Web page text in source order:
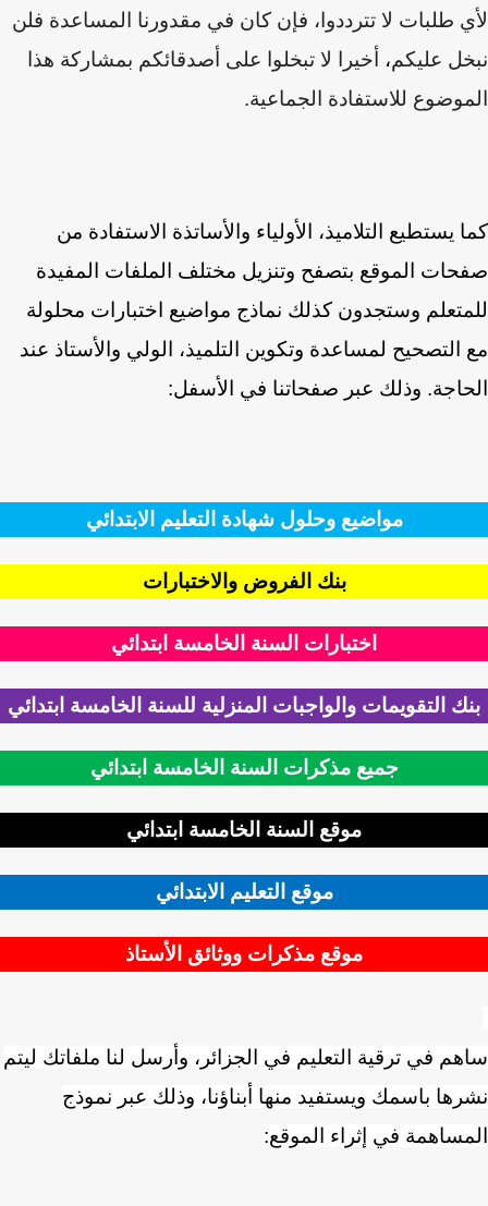
طلبات لا تترددوا، فإن كان في مقدورنا المساعدة فلن
عليكم،أخيرا لا تبخلوا على أصدقائكم بمشاركة هذا
للاستفادة الجماعية.
يستطيع التلاميذ، الأولياء والأساتذة الاستفادة من
الموقع بتصفح وتنزيل مختلف الملفات المفيدة
وستجدون كذلك نماذج مواضيع اختبارات محلولة
لمساعدة وتكوين التلميذ، الولي والأستاذ عند
وذلك عبر صفحاتنا في الأسفل:
مواضيع وحلول شهادة التعليم الابتدائي
بنك الفروض والاختبارات
اختبارات السنة الخامسة ابتدائي
التقويمات والواجبات المنزلية للسنة الخامسة ابتدائي
جميع مذكرات السنة الخامسة ابتدائي
موقع السنة الخامسة ابتدائي
موقع التعليم الابتدائي
موقع مذكرات ووثائق الأستاذ
في ترقية التعليم في الجزائر، وأرسل لنا ملفاتك ليتم
باسمك ويستفيد منها أبناؤنا، وذلك عبر نموذج
في إثراء الموقع: